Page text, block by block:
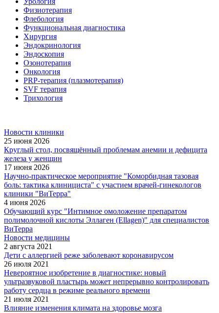
Физиотерапия
Флебология
Функциональная диагностика
Хирургия
Эндокринология
Эндоскопия
Озонотерапия
Онкология
PRP-терапия (плазмотерапия)
SVF терапия
Трихология
Новости клиники
25 июня 2026
Круглый стол, посвящённый проблемам анемии и дефицита
железа у женщин
17 июня 2026
Научно-практическое мероприятие "Коморбидная тазовая
боль: тактика клинициста" с участием врачей-гинекологов
клиники "ВиТерра"
4 июня 2026
Обучающий курс "Интимное омоложение препаратом
полимолочной кислоты Эллаген (Ellagen)" для специалистов
ВиТерра
Новости медицины
2 августа 2021
Дети с аллергией реже заболевают коронавирусом
26 июля 2021
Невероятное изобретение в диагностике: новый
ультразвуковой пластырь может непрерывно контролировать
работу сердца в режиме реального времени
21 июля 2021
Влияние изменения климата на здоровье мозга